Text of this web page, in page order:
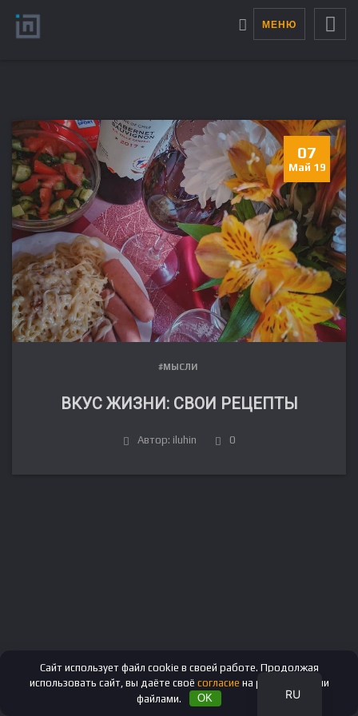
МЕНЮ
07
Май 19
#МЫСЛИ
ВКУС ЖИЗНИ: СВОИ РЕЦЕПТЫ
Автор: iluhin 0
RU
EN
Сайт использует файл cookie в своей работе. Продолжая
использовать сайт, вы даёте своё согласие на работу с этими
файлами.
OK